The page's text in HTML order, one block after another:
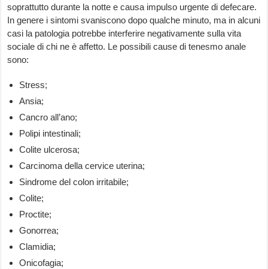
soprattutto durante la notte e causa impulso urgente di defecare.
In genere i sintomi svaniscono dopo qualche minuto, ma in alcuni
casi la patologia potrebbe interferire negativamente sulla vita
sociale di chi ne è affetto. Le possibili cause di tenesmo anale
sono:
Stress;
Ansia;
Cancro all’ano;
Polipi intestinali;
Colite ulcerosa;
Carcinoma della cervice uterina;
Sindrome del colon irritabile;
Colite;
Proctite;
Gonorrea;
Clamidia;
Onicofagia;